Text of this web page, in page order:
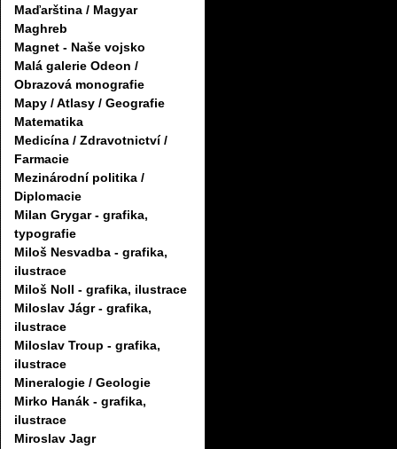
Maďarština / Magyar
Maghreb
Magnet - Naše vojsko
Malá galerie Odeon /
Obrazová monografie
Mapy / Atlasy / Geografie
Matematika
Medicína / Zdravotnictví /
Farmacie
Mezinárodní politika /
Diplomacie
Milan Grygar - grafika,
typografie
Miloš Nesvadba - grafika,
ilustrace
Miloš Noll - grafika, ilustrace
Miloslav Jágr - grafika,
ilustrace
Miloslav Troup - grafika,
ilustrace
Mineralogie / Geologie
Mirko Hanák - grafika,
ilustrace
Miroslav Jagr